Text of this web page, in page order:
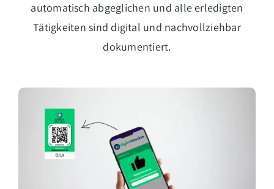
automatisch abgeglichen und alle erledigten
Tätigkeiten sind digital und nachvollziehbar
dokumentiert.